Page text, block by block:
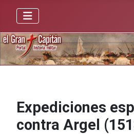
Expediciones
contra Argel